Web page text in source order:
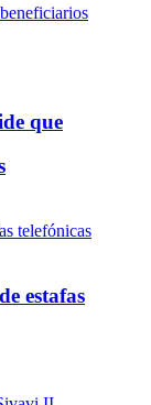
que
estafas